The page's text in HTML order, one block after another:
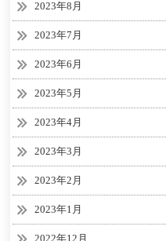
2023年8月
2023年7月
2023年6月
2023年5月
2023年4月
2023年3月
2023年2月
2023年1月
2022年12月